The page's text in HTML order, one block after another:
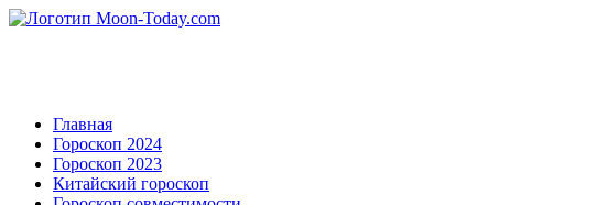
Главная
Гороскоп 2024
Гороскоп 2023
Китайский гороскоп